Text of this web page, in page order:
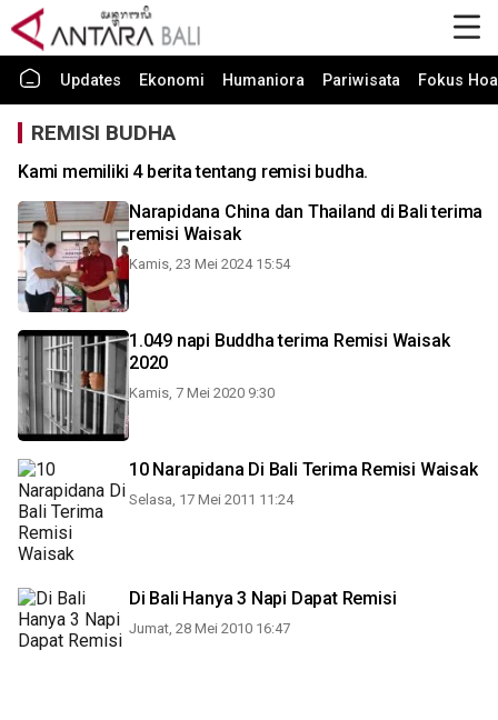
Updates Ekonomi Humaniora Pariwisata Fokus
REMISI BUDHA
Kami memiliki 4 berita tentang remisi budha.
Narapidana China dan Thailand di Bali terima
remisi Waisak
Kamis, 23 Mei 2024 15:54
1.049 napi Buddha terima Remisi Waisak
2020
Kamis, 7 Mei 2020 9:30
10 Narapidana Di Bali Terima Remisi Waisak
Selasa, 17 Mei 2011 11:24
Di Bali Hanya 3 Napi Dapat Remisi
Jumat, 28 Mei 2010 16:47